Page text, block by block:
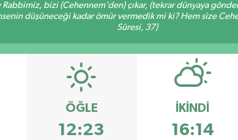
bizi (Cehennem’den) çıkar, (tekrar dünyaya
düşüneceği kadar ömür vermedik mi ki? Hem size
Sûresi, 37)
ÖĞLE
12:23
İKINDI
16:14